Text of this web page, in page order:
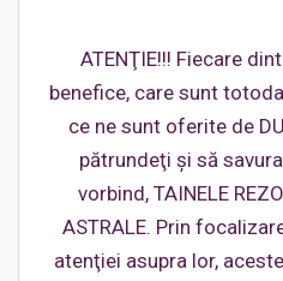
ATENŢIE!!! Fiecare
benefice, care sunt
ce ne sunt oferite de
pătrundeţi şi să
vorbind, TAINELE
ASTRALE. Prin
atenţiei asupra lor,